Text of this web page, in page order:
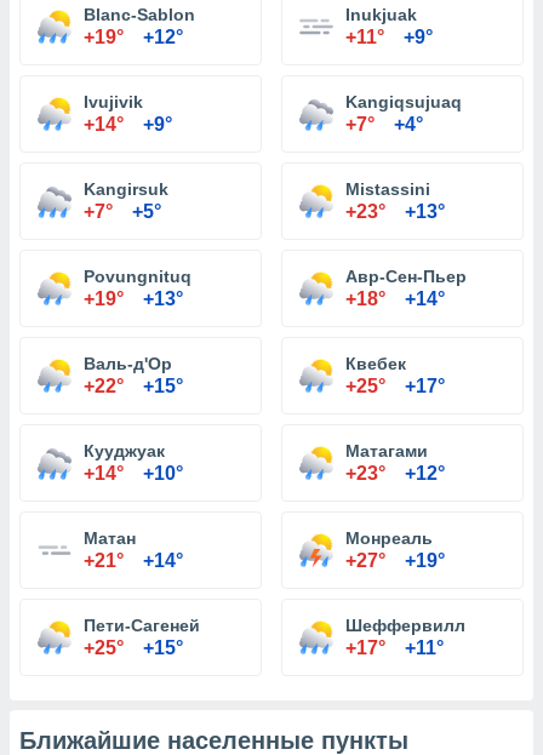
Blanc-Sablon
+19° +12°
Inukjuak
+11° +9°
Ivujivik
+14° +9°
Kangiqsujuaq
+7° +4°
Kangirsuk
+7° +5°
Mistassini
+23° +13°
Povungnituq
+19° +13°
Авр-Сен-Пьер
+18° +14°
Валь-д'Ор
+22° +15°
Квебек
+25° +17°
Кууджуак
+14° +10°
Матагами
+23° +12°
Матан
+21° +14°
Монреаль
+27° +19°
Пети-Сагеней
+25° +15°
Шеффервилл
+17° +11°
Ближайшие населенные пункты